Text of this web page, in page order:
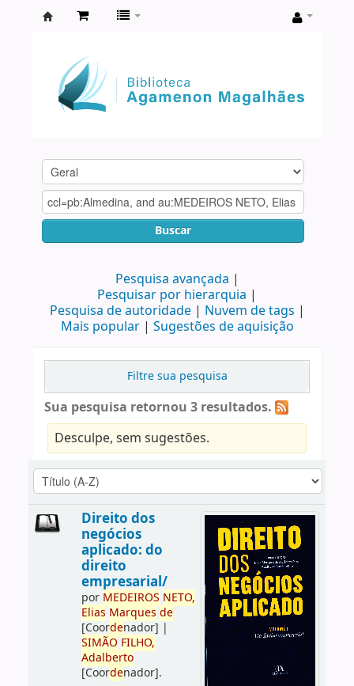
Agamenon
Magalhães
Buscar
Pesquisa avançada
Pesquisar por hierarquia
Pesquisa de autoridade
Nuvem de tags
Mais popular
Sugestões de aquisição
Filtre sua pesquisa
Sua pesquisa retornou 3 resultados.
Desculpe, sem sugestões.
Direito dos
negócios
aplicado: do
direito
empresarial/
por MEDEIROS NETO,
Elias Marques de
[Coordenador] |
SIMÃO FILHO,
Adalberto
[Coordenador].